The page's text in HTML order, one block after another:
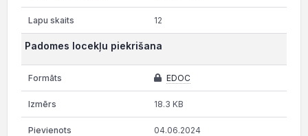
12
Padomes locekļu piekrišana
EDOC
18.3 KB
04.06.2024